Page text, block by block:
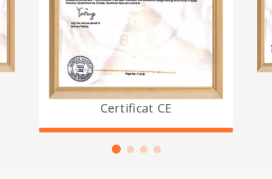
Certificat CE